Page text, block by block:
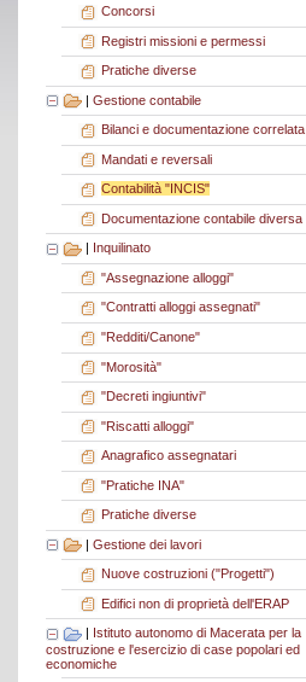
Concorsi
Registri missioni e permessi
Pratiche diverse
| Gestione contabile
Bilanci e documentazione correlata
Mandati e reversali
Contabilità "INCIS"
Documentazione contabile diversa
Inquilinato
"Assegnazione alloggi"
"Contratti alloggi assegnati"
"Redditi/Canone"
"Morosità"
"Decreti ingiuntivi"
"Riscatti alloggi"
Anagrafico assegnatari
"Pratiche INA"
Pratiche diverse
| Gestione dei lavori
Nuove costruzioni ("Progetti")
Edifici non di proprietà dell'ERAP
Istituto autonomo di Macerata per la
costruzione e l'esercizio di case popolari ed
economiche